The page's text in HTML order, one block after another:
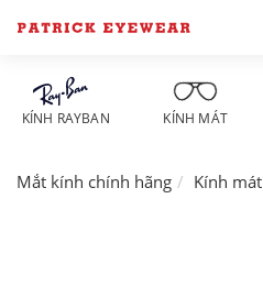
KÍNH RAYBAN KÍNH MÁT
Mắt kính chính hãng Kính mát